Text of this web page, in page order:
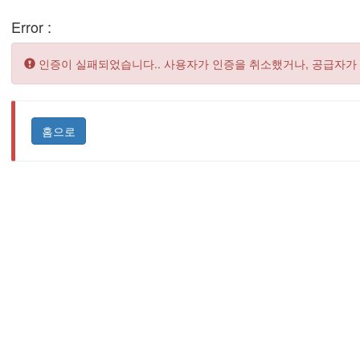
Error :
Error:
인증이 실패되었습니다.. 사용자가 인증을 취소했거나, 공급자
홈으로